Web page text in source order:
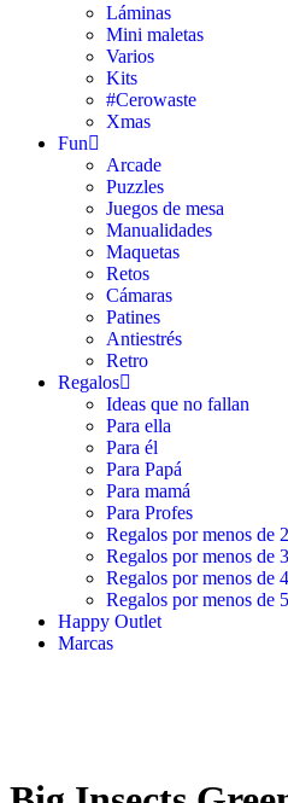
Láminas
Mini maletas
Varios
Kits
#Cerowaste
Xmas
Fun
Arcade
Puzzles
Juegos de mesa
Manualidades
Maquetas
Retos
Cámaras
Patines
Antiestrés
Retro
Regalos
Ideas que no fallan
Para ella
Para él
Para Papá
Para mamá
Para Profes
Regalos por menos de
Regalos por menos de
Regalos por menos de
Regalos por menos de
Happy Outlet
Marcas